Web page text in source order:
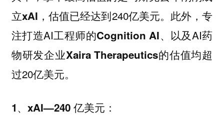
立xAI ，估值已经达到240亿美元。此外，专
注打造AI工程师的Cognition AI、以及AI药
物研发企业Xaira Therapeutics的估值均超
过20亿美元。
1、xAI—240 亿美元：